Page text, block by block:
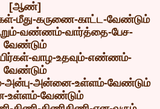
[ஆண்]
மீது-கருணை-காட்ட-வேண்டும்
வண்ணம்-வார்த்தை-பேச-
வேண்டும்
வாழ-உதவும்-எண்ணம்-
வேண்டும்
அன்பு-அன்னை-உள்ளம்-வேண்டும்
வேண்டும்